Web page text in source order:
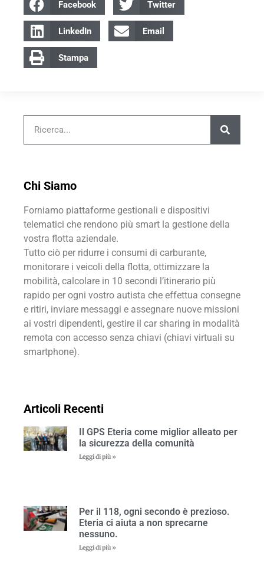
Facebook Twitter
LinkedIn Email
Stampa
Chi Siamo
Forniamo piattaforme gestionali e dispositivi
telematici che rendono più smart la gestione della
vostra flotta aziendale.
Tutto ciò per ridurre i consumi di carburante,
monitorare i veicoli della flotta, ottimizzare la
mobilità, calcolare in 10 secondi l’itinerario più
rapido per ogni vostro autista che effettua consegne
e ritiri, inviare messaggi e assegnare nuove missioni
ai vostri dipendenti, gestire il car sharing in modalità
remota con accesso senza chiavi (chiavi virtuali su
smartphone).
Articoli Recenti
Il GPS Eteria come miglior alleato per
la sicurezza della comunità
Leggi di più »
Per il 118, ogni secondo è prezioso.
Eteria ci aiuta a non sprecarne
nessuno.
Leggi di più »